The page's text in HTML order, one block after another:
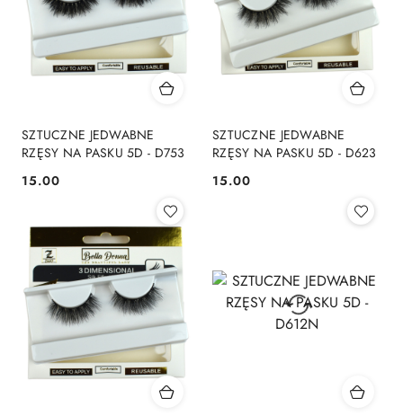
SZTUCZNE JEDWABNE
RZĘSY NA PASKU 5D - D753
Cena:
15.00
SZTUCZNE JEDWABNE
RZĘSY NA PASKU 5D - D623
Cena:
15.00